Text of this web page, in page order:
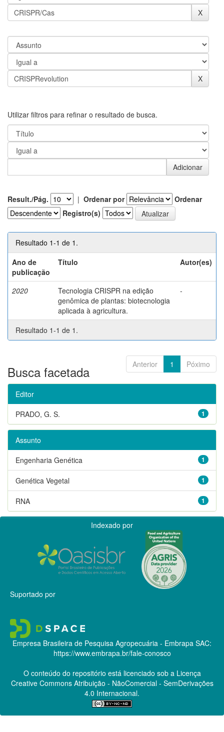
Utilizar filtros para refinar o resultado de busca.
Result./Pág. | Ordenar por
Ordenar
Registro(s)
Resultado 1-1 de 1.
Ano de
publicação
Título Autor(es)
2020
Tecnologia CRISPR na edição
genômica de plantas: biotecnologia
aplicada à agricultura.
-
Resultado 1-1 de 1.
Anterior 1 Póximo
Busca facetada
Editor
1
PRADO, G. S.
Assunto
1
Engenharia Genética
1
Genética Vegetal
1
RNA
Indexado por
Suportado por
Empresa Brasileira de Pesquisa Agropecuária - Embrapa SAC:
https://www.embrapa.br/fale-conosco
O conteúdo do repositório está licenciado sob a Licença
Creative CommonsAtribuição - NãoComercial - SemDerivações
4.0 Internacional.